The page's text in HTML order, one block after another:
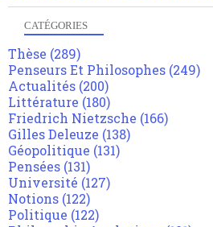
CATÉGORIES
Thèse (289)
Penseurs Et Philosophes (249)
Actualités (200)
Littérature (180)
Friedrich Nietzsche (166)
Gilles Deleuze (138)
Géopolitique (131)
Pensées (131)
Université (127)
Notions (122)
Politique (122)